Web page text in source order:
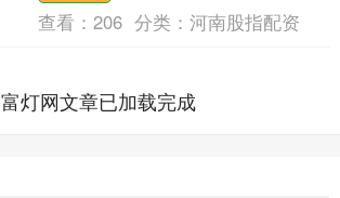
查看：206 分类： 河南股指配资
富灯网文章已加载完成